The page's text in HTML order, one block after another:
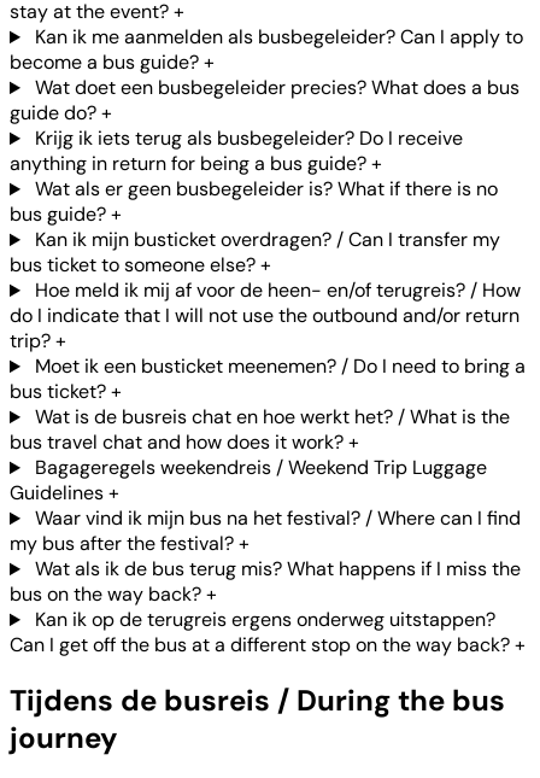
stay at the event?+
Kan ik me aanmelden als busbegeleider? Can I apply to
become a bus guide?+
Wat doet een busbegeleider precies? What does a bus
guide do?+
Krijg ik iets terug als busbegeleider? Do I receive
anything in return for being a bus guide?+
Wat als er geen busbegeleider is? What if there is no
bus guide?+
Kan ik mijn busticket overdragen? / Can I transfer my
bus ticket to someone else?+
Hoe meld ik mij af voor de heen- en/of terugreis? / How
do I indicate that I will not use the outbound and/or return
trip?+
Moet ik een busticket meenemen? / Do I need to bring a
bus ticket?+
Wat is de busreis chat en hoe werkt het? / What is the
bus travel chat and how does it work?+
Bagageregels weekendreis / Weekend Trip Luggage
Guidelines+
Waar vind ik mijn bus na het festival? / Where can I find
my bus after the festival?+
Wat als ik de bus terug mis? What happens if I miss the
bus on the way back?+
Kan ik op de terugreis ergens onderweg uitstappen?
Can I get off the bus at a different stop on the way back?+
Tijdens de busreis / During the bus
journey